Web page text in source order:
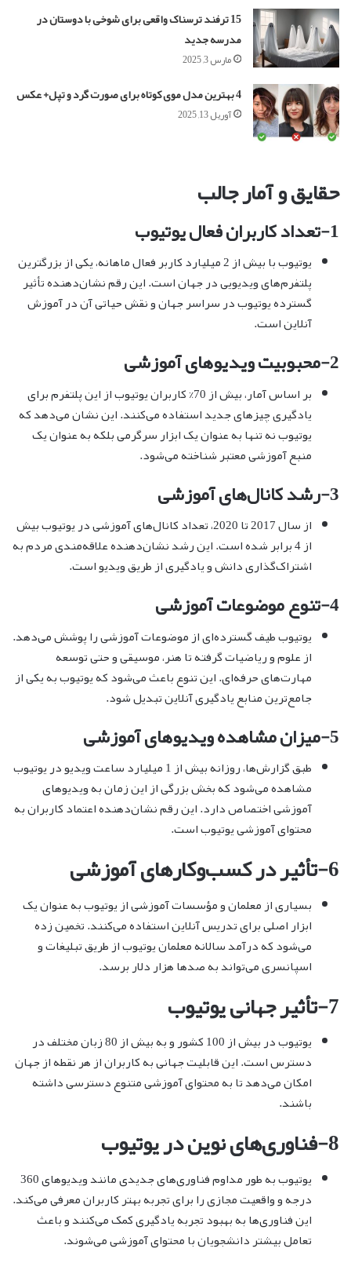
15 ترفند ترسناک واقعی برای شوخی با دوستان در
مدرسه جدید
مارس 3, 2025
4 بهترین مدل موی کوتاه برای صورت گرد و تپل+ عکس
آوریل 13, 2025
حقایق و آمار جالب
1-تعداد کاربران فعال یوتیوب
یوتیوب با بیش از 2 میلیارد کاربر فعال ماهانه، یکی از بزرگترین
پلتفرم‌های ویدیویی در جهان است. این رقم نشان‌دهنده تأثیر
گسترده یوتیوب در سراسر جهان و نقش حیاتی آن در آموزش
آنلاین است.
2-محبوبیت ویدیوهای آموزشی
بر اساس آمار، بیش از 70% کاربران یوتیوب از این پلتفرم برای
یادگیری چیزهای جدید استفاده می‌کنند. این نشان می‌دهد که
یوتیوب نه تنها به عنوان یک ابزار سرگرمی بلکه به عنوان یک
منبع آموزشی معتبر شناخته می‌شود.
3-رشد کانال‌های آموزشی
از سال 2017 تا 2020، تعداد کانال‌های آموزشی در یوتیوب بیش
از 4 برابر شده است. این رشد نشان‌دهنده علاقه‌مندی مردم به
اشتراک‌گذاری دانش و یادگیری از طریق ویدیو است.
4-تنوع موضوعات آموزشی
یوتیوب طیف گسترده‌ای از موضوعات آموزشی را پوشش می‌دهد.
از علوم و ریاضیات گرفته تا هنر، موسیقی و حتی توسعه
مهارت‌های حرفه‌ای. این تنوع باعث می‌شود که یوتیوب به یکی از
جامع‌ترین منابع یادگیری آنلاین تبدیل شود.
5-میزان مشاهده ویدیوهای آموزشی
طبق گزارش‌ها، روزانه بیش از 1 میلیارد ساعت ویدیو در یوتیوب
مشاهده می‌شود که بخش بزرگی از این زمان به ویدیوهای
آموزشی اختصاص دارد. این رقم نشان‌دهنده اعتماد کاربران به
محتوای آموزشی یوتیوب است.
6-تأثیر در کسب‌وکارهای آموزشی
بسیاری از معلمان و مؤسسات آموزشی از یوتیوب به عنوان یک
ابزار اصلی برای تدریس آنلاین استفاده می‌کنند. تخمین زده
می‌شود که درآمد سالانه معلمان یوتیوب از طریق تبلیغات و
اسپانسری می‌تواند به صدها هزار دلار برسد.
7-تأثیر جهانی یوتیوب
یوتیوب در بیش از 100 کشور و به بیش از 80 زبان مختلف در
دسترس است. این قابلیت جهانی به کاربران از هر نقطه از جهان
امکان می‌دهد تا به محتوای آموزشی متنوع دسترسی داشته
باشند.
8-فناوری‌های نوین در یوتیوب
یوتیوب به طور مداوم فناوری‌های جدیدی مانند ویدیوهای 360
درجه و واقعیت مجازی را برای تجربه بهتر کاربران معرفی می‌کند.
این فناوری‌ها به بهبود تجربه یادگیری کمک می‌کنند و باعث
تعامل بیشتر دانشجویان با محتوای آموزشی می‌شوند.